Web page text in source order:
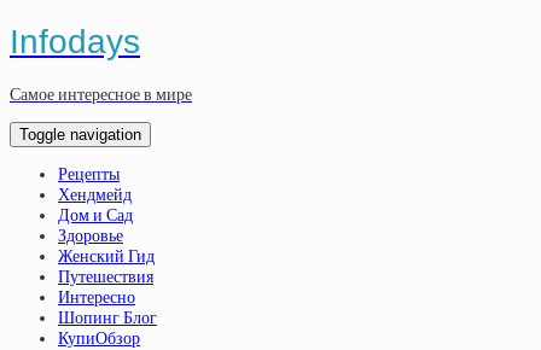
Infodays
Самое интересное в мире
Toggle navigation
Рецепты
Хендмейд
Дом и Сад
Здоровье
Женский Гид
Путешествия
Интересно
Шопинг Блог
КупиОбзор